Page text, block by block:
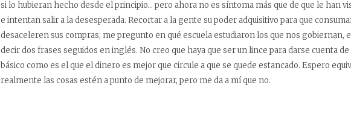
si lo hubieran hecho desde el principio… pero ahora no es síntoma más que de que le han
e intentan salir a la desesperada. Recortar a la gente su poder adquisitivo para que
desaceleren sus compras; me pregunto en qué escuela estudiaron los que nos gobiernan,
decir dos frases seguidos en inglés. No creo que haya que ser un lince para darse cuenta
básico como es el que el dinero es mejor que circule a que se quede estancado. Espero
realmente las cosas estén a punto de mejorar, pero me da a mí que no.